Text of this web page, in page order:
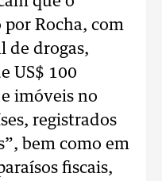
Rocha, com
de drogas,
US$ 100
imóveis no
registrados
bem como em
fiscais,